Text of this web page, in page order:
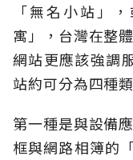
「無名小站」
寓」，台灣在整
網站更應該強調
站約可分為四種
第一種是與設備
框與網路相簿的